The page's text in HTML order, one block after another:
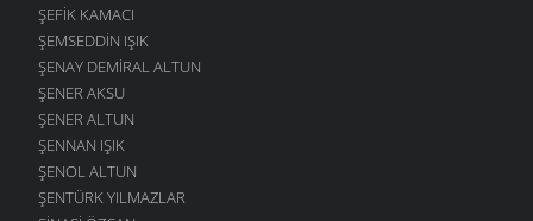
ŞEFIK KAMACI
ŞEMSEDDIN IŞIK
ŞENAY DEMIRAL ALTUN
ŞENER AKSU
ŞENER ALTUN
ŞENNAN IŞIK
ŞENOL ALTUN
ŞENTÜRK YILMAZLAR